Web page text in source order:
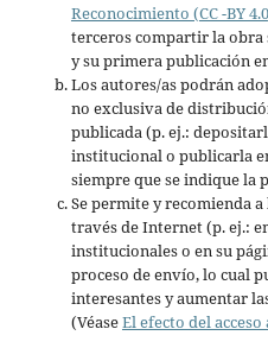
Reconocimiento (CC -BY
terceros compartir la obra
y su primera publicación
Los autores/as podrán
no exclusiva de
publicada (p. ej.:
institucional o publicarla
siempre que se indique la
Se permite y recomienda
través de Internet (p. ej.:
institucionales o en su
proceso de envío, lo cual
interesantes y aumentar
(VéaseEl efecto del